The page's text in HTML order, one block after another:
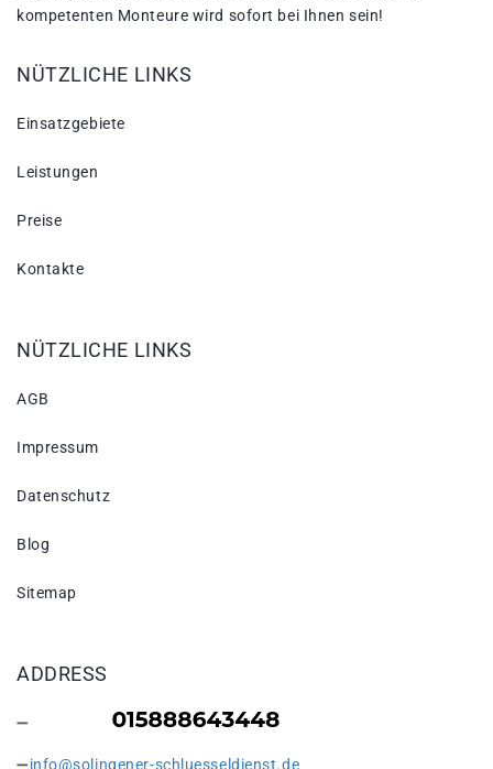
kompetenten Monteure wird sofort bei Ihnen sein!
NÜTZLICHE LINKS
Einsatzgebiete
Leistungen
Preise
Kontakte
NÜTZLICHE LINKS
AGB
Impressum
Datenschutz
Blog
Sitemap
ADDRESS
info@solingener-schluesseldienst.de